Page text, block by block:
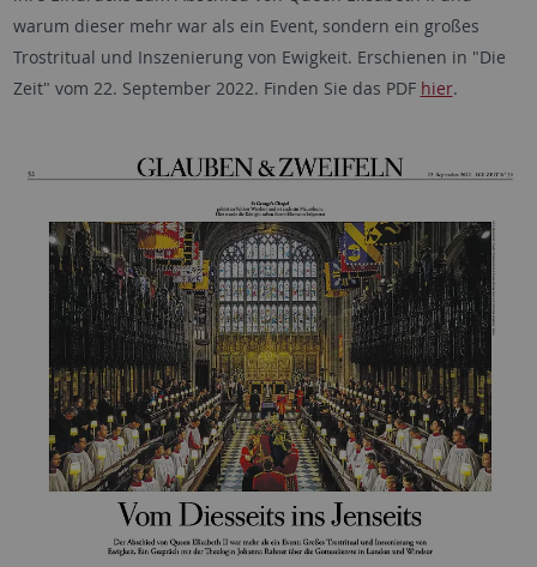
warum dieser mehr war als ein Event, sondern ein großes
Trostritual und Inszenierung von Ewigkeit. Erschienen in "Die
Zeit" vom 22. September 2022. Finden Sie das PDF hier.